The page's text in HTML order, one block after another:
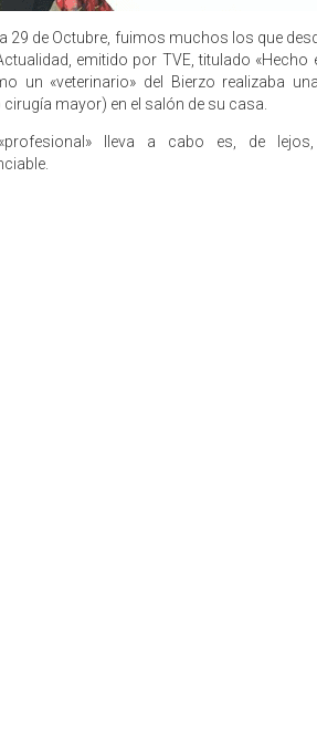
29 de Octubre, fuimos muchos los que
emitido por TVE, titulado «Hecho
un «veterinario» del Bierzo realizaba
mayor) en el salón de su casa.
lleva a cabo es, de